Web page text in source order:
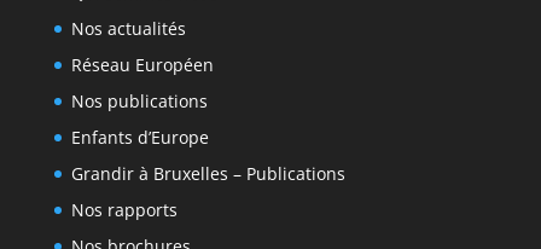
Nos actualités
Réseau Européen
Nos publications
Enfants d’Europe
Grandir à Bruxelles – Publications
Nos rapports